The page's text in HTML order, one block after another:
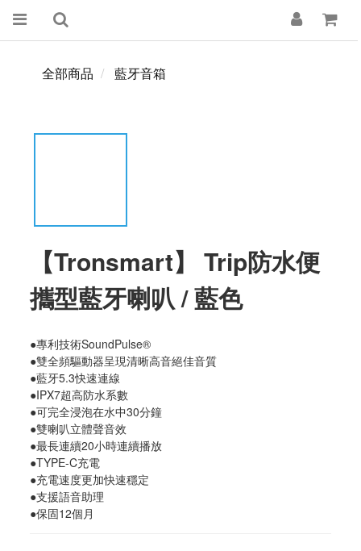
全部商品 藍牙音箱
【Tronsmart】 Trip防水便
攜型藍牙喇叭 / 藍色
●專利技術SoundPulse®
●雙全頻驅動器呈現清晰高音絕佳音質
●藍牙5.3快速連線
●IPX7超高防水系數
●可完全浸泡在水中30分鐘
●雙喇叭立體聲音效
●最長連續20小時連續播放
●TYPE-C充電
●充電速度更加快速穩定
●支援語音助理
●保固12個月